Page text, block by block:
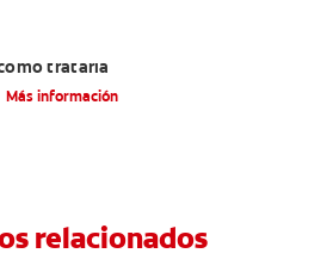
tratarla
Más información
relacionados